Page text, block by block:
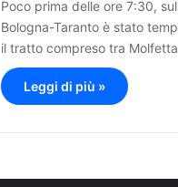
Poco prima delle ore 7:30,
Bologna-Taranto è stato
il tratto compreso tra
Leggi di più »